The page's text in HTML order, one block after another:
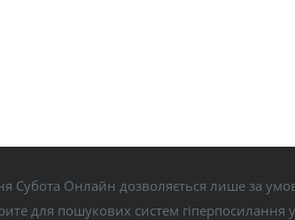
Субота Онлайн дозволяється лише за
для пошукових систем